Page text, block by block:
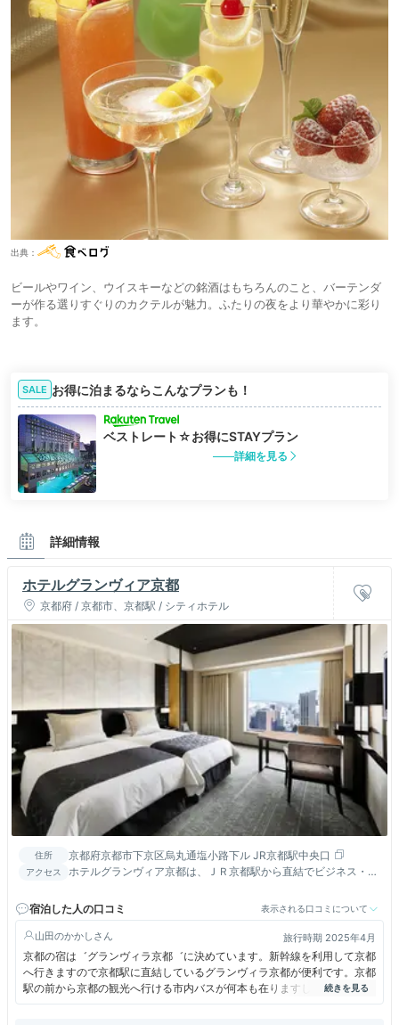
出典：
ビールやワイン、ウイスキーなどの銘酒はもちろんのこと、バーテンダ
ーが作る選りすぐりのカクテルが魅力。ふたりの夜をより華やかに彩り
ます。
SALE お得に泊まるならこんなプランも！
ベストレート☆お得にSTAYプラン
詳細を見る
詳細情報
ホテルグランヴィア京都
京都府 / 京都市、京都駅 / シティホテル
住所 京都府京都市下京区烏丸通塩小路下ル JR京都駅中央口
アクセス
ホテルグランヴィア京都は、ＪＲ京都駅から直結でビジネス・観
宿泊した人の口コミ
表示される口コミについて
山田のかかし 旅行時期 2025年4月
京都の宿は゛グランヴィラ京都゛に決めています。新幹線を利用して京都
へ行きますので京都駅に直結しているグランヴィラ京都が便利です。京都
駅の前から京都の観光へ行ける市内バスが何本も在りますしタクシーも駐
車していますので利用して京都観光へ行けます。建てられてから年数も経